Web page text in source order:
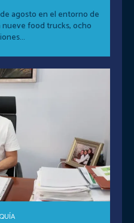
agosto en el entorno de
nueve food trucks, ocho